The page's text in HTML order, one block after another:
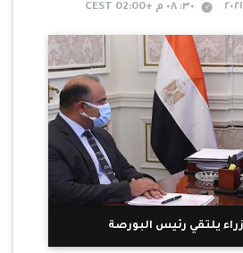
٣٠: ٠٨ م +02:00 CEST
يلتقي رئيس البورصة